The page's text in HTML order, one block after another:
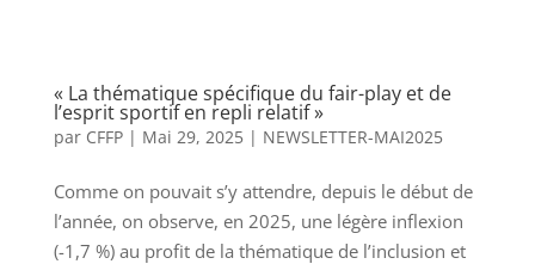
« La thématique spécifique du fair-play et de
l’esprit sportif en repli relatif »
par CFFP| Mai 29, 2025| NEWSLETTER-MAI2025
Comme on pouvait s’y attendre, depuis le début de
l’année, on observe, en 2025, une légère inflexion
(-1,7 %) au profit de la thématique de l’inclusion et